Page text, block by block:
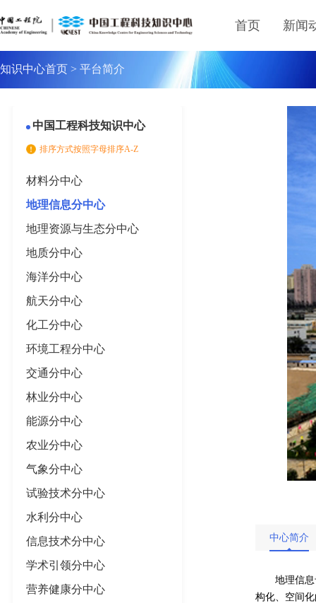
首页 新闻
知识中心首页 > 平台简介
中国工程科技知识中心
排序方式按照字母排序A-Z
材料分中心
地理信息分中心
地理资源与生态分中心
地质分中心
海洋分中心
航天分中心
化工分中心
环境工程分中心
交通分中心
林业分中心
能源分中心
农业分中心
气象分中心
试验技术分中心
水利分中心
信息技术分中心
学术引领分中心
营养健康分中心
中心简介
地理信
构化、空间